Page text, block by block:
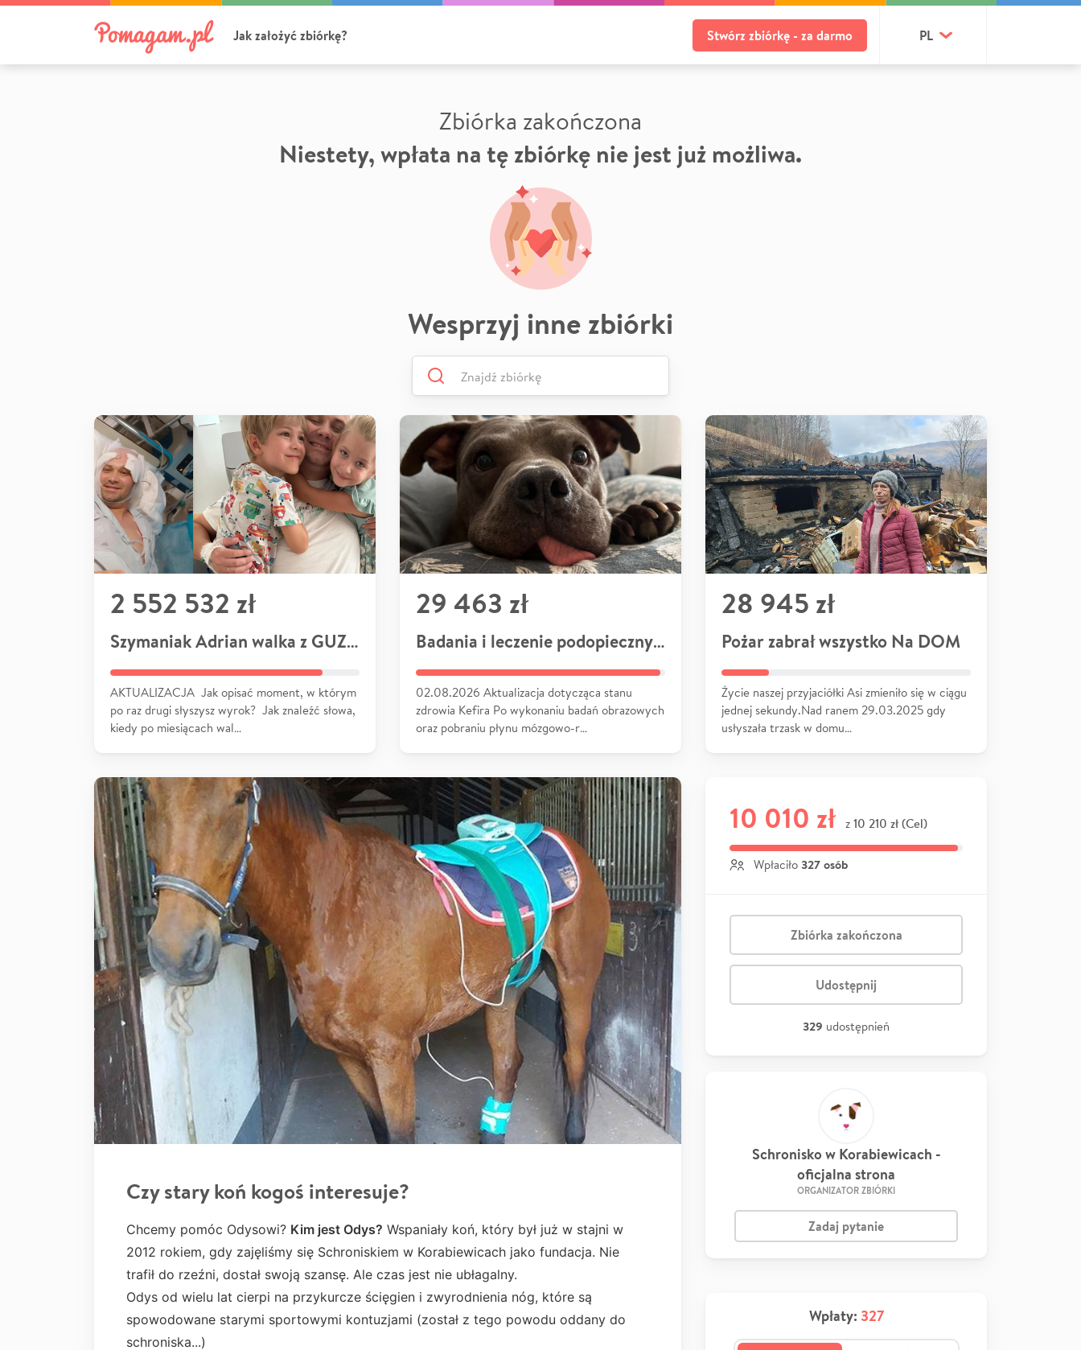
Jak założyć zbiórkę? Stwórz zbiórkę - za darmo PL
Zbiórka zakończona
Niestety, wpłata na tę zbiórkę nie jest już możliwa.
Wesprzyj inne zbiórki
2 552 532 zł
Szymaniak Adrian walka z GUZEM
AKTUALIZACJA Jak opisać moment, w którym
po raz drugi słyszysz wyrok? Jak znaleźć słowa,
kiedy po miesiącach wal…
29 463 zł
Badania i leczenie podopiecznych
02.08.2026 Aktualizacja dotycząca stanu
zdrowia Kefira Po wykonaniu badań obrazowych
oraz pobraniu płynu mózgowo-r…
28 945 zł
Pożar zabrał wszystko Na DOM
Życie naszej przyjaciółki Asi zmieniło się w ciągu
jednej sekundy.Nad ranem 29.03.2025 gdy
usłyszała trzask w domu…
Czy stary koń kogoś interesuje?
Chcemy pomóc Odysowi? Kim jest Odys? Wspaniały koń, który był już w stajni w
2012 rokiem, gdy zajęliśmy się Schroniskiem w Korabiewicach jako fundacja. Nie
trafił do rzeźni, dostał swoją szansę. Ale czas jest nie ubłagalny.
Odys od wielu lat cierpi na przykurcze ścięgien i zwyrodnienia nóg, które są
spowodowane starymi sportowymi kontuzjami (został z tego powodu oddany do
schroniska...)
10 010 zł z 10 210 zł (Cel)
Wpłaciło 327 osób
Zbiórka zakończona
Udostępnij
329 udostępnień
Schronisko w Korabiewicach -
oficjalna strona
ORGANIZATOR ZBIÓRKI
Zadaj pytanie
Wpłaty: 327